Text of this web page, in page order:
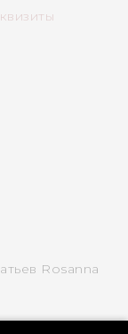
Rosanna